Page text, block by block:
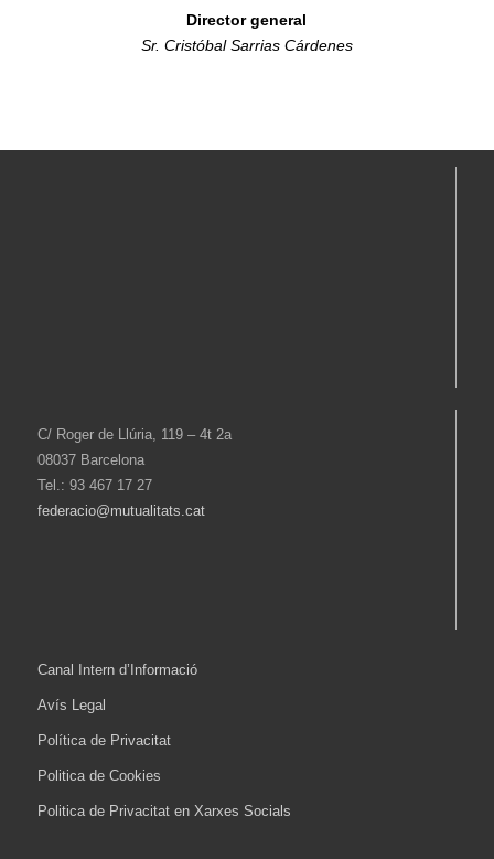
Director general
Sr. Cristóbal Sarrias Cárdenes
C/ Roger de Llúria, 119 – 4t 2a
08037 Barcelona
Tel.: 93 467 17 27
federacio@mutualitats.cat
Canal Intern d’Informació
Avís Legal
Política de Privacitat
Politica de Cookies
Politica de Privacitat en Xarxes Socials